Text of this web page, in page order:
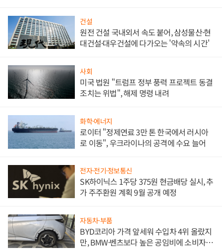
건설
원전 건설 국내외서 속도 붙어, 삼성물산·현
대건설·대우건설에 다가오는 '약속의 시간'
사회
미국 법원 "트럼프 정부 풍력 프로젝트 동결
조치는 위법", 해제 명령 내려
화학·에너지
로이터 "정제연료 3만 톤 한국에서 러시아
로 이동", 우크라이나의 공격에 수요 늘어
전자·전기·정보통신
SK하이닉스 1주당 375원 현금배당 실시, 추
가 주주환원 계획 9월 공개 예정
자동차·부품
BYD코리아 가격 앞세워 수입차 4위 올랐지
만, BMW·벤츠보다 높은 공임비에 소비자